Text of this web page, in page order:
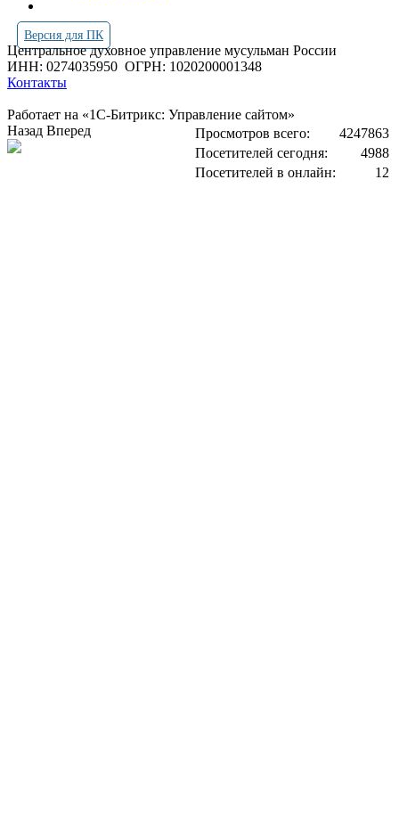
Версия для ПК
Центральное духовное управление мусульман России
ИНН: 0274035950 ОГРН: 1020200001348
Контакты
Работает на «1С-Битрикс: Управление сайтом»
Просмотров всего:
4247863
Посетителей сегодня:
4988
Посетителей в онлайн:
12
Назад Вперед